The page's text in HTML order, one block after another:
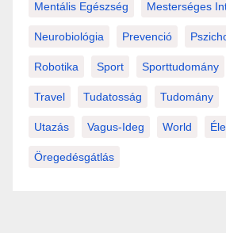
Mentális Egészség Mesterséges
Neurobiológia Prevenció
Robotika Sport Sporttudomány
Travel Tudatosság Tudomány
Utazás Vagus-Ideg World
Öregedésgátlás